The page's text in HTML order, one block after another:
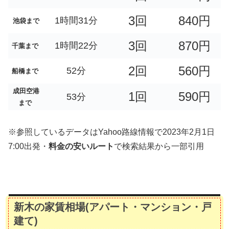
池袋まで 1時間31分 3回 840円
千葉まで 1時間22分 3回 870円
船橋まで 52分 2回 560円
成田空港
まで
53分 1回 590円
※参照しているデータはYahoo路線情報で2023年2月1日
7:00出発・ 料金の安いルート で検索結果から一部引用
新木の家賃相場(アパート・マンション・戸
建て)